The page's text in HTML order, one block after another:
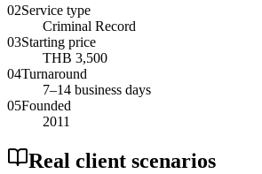
02Service type
Criminal Record
03Starting price
THB 3,500
04Turnaround
7–14 business days
05Founded
2011
Real client scenarios